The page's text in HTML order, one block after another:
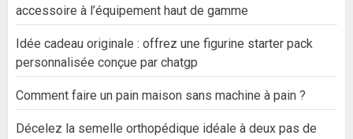
accessoire à l’équipement haut de gamme
Idée cadeau originale : offrez une figurine starter pack
personnalisée conçue par chatgp
Comment faire un pain maison sans machine à pain ?
Décelez la semelle orthopédique idéale à deux pas de